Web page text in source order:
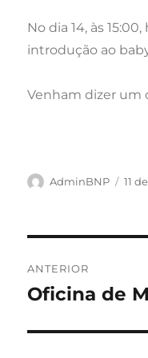
No dia 14, às
introdução ao
Venham dizer um
Autor
AdminBNP 11
de
artigos
ANTERIOR
Artigo
Oficina de